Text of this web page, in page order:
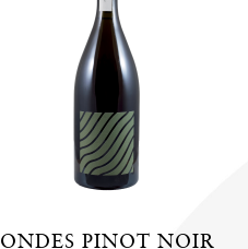
ONDES PINOT NOIR